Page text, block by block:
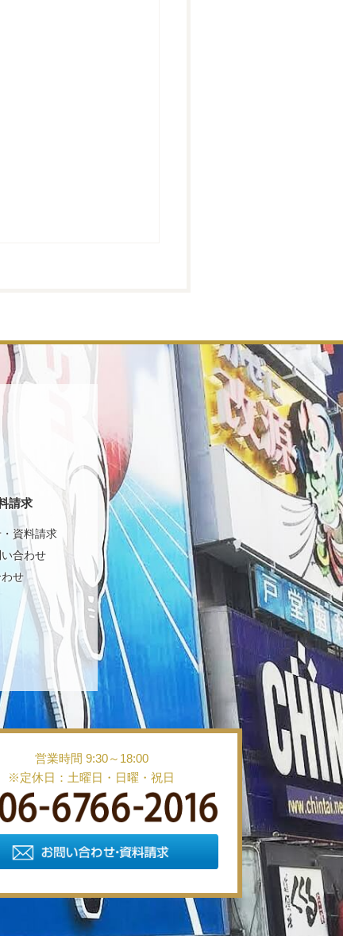
請求
資料請求
合わせ
せ
営業時間 9:30～18:00
※定休日：土曜日・日曜・祝日